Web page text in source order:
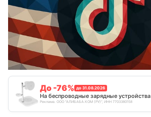
До -76% до 31.08.2026
На беспроводные зарядные устройства
Реклама. ООО "АЛИБАБА.КОМ (РУ)", ИНН 7703380158